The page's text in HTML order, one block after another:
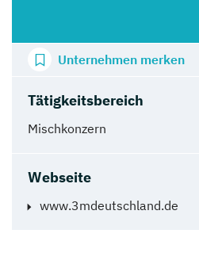
Tätigkeitsbereich
Mischkonzern
Webseite
www.3mdeutschland.de
Unternehmen merken